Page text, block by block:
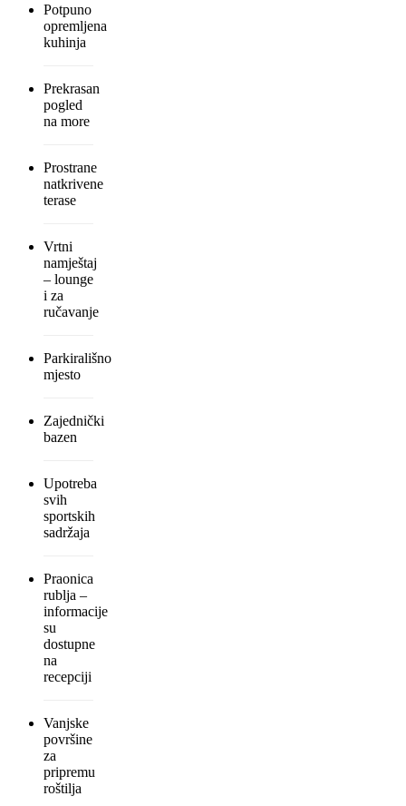
Potpuno
opremljena
kuhinja
Prekrasan
pogled
na more
Prostrane
natkrivene
terase
Vrtni
namještaj
– lounge
i za
ručavanje
Parkirališno
mjesto
Zajednički
bazen
Upotreba
svih
sportskih
sadržaja
Praonica
rublja –
informacije
su
dostupne
na
recepciji
Vanjske
površine
za
pripremu
roštilja